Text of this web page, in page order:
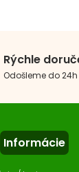
Rýchle
Odošleme do 24h
Informácie